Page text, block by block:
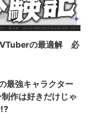
VTuberの最適解 必
最強キャラクター
作は好きだけじゃ